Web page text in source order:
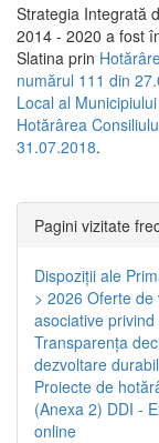
Strategia Integrată
2014 - 2020 a fost
Slatina prin
numărul 111 din
Local al
Hotărârea
31.07.2018.
Pagini vizitate
Dispoziţii ale
> 2026 Oferte de
asociative
Transparenţa
dezvoltare
Proiecte de
(Anexa 2) DDI -
online